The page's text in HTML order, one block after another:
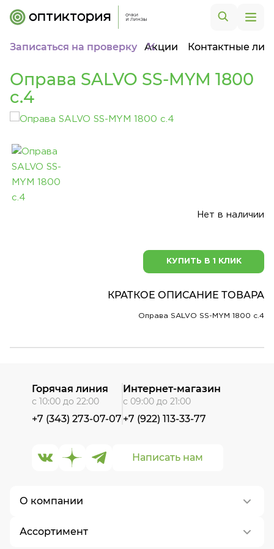
Записаться на проверку Акции Контактные
Оправа SALVO SS-MYM 1800
c.4
Нет в наличии
КУПИТЬ В 1 КЛИК
КРАТКОЕ ОПИСАНИЕ ТОВАРА
Оправа SALVO SS-MYM 1800 c.4
О компании
О нас
Ассортимент
Написать нам
Горячая линия
с 10:00 до 22:00
+7 (343) 273-07-07
Интернет-магазин
с 09:00 до 21:00
+7 (922) 113-33-77